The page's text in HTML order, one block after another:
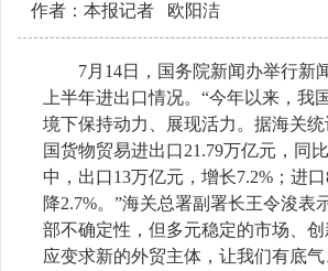
作者：本报记者 欧阳洁
7月 14日，国务院新闻办举行新
上半年进出口情况。“今年以来，我
境下保持动力、展现活力。据海关
国货物贸易进出口21.79万亿元，同
中，出口13万亿元，增长7.2% ；进口
降2.7%。”海关总署副署长王令浚表
部不确定性，但多元稳定的市场、创
应变求新的外贸主体，让我们有底